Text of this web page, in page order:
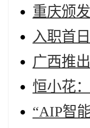
重庆颁
入职首
广西推
恒小花
“AIP智